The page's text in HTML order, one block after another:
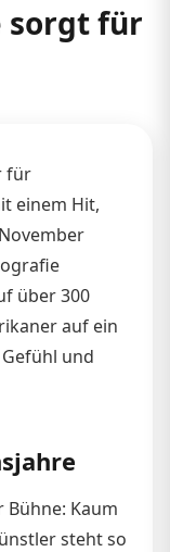
sorgt für
für
einem Hit,
über 300
auf ein
und
Bühne: Kaum
steht so